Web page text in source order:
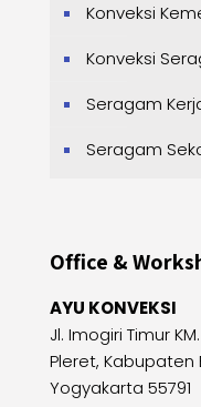
Konveksi
Konveksi
Seragam
Seragam
Office &
AYU KONVEKSI
Jl. Imogiri Timur
Pleret,
Yogyakarta 55791